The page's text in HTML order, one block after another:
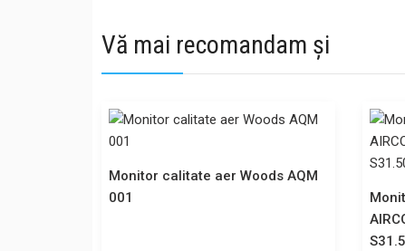
Vă mai recomandam și
Monitor calitate aer Woods AQM
001